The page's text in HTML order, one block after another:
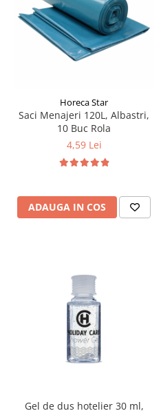
Horeca Star
Saci Menajeri 120L, Albastri,
10 Buc Rola
4,59 Lei
ADAUGA IN COS
Gel de dus hotelier 30 ml,